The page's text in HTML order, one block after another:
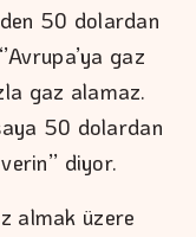
50 dolardan
gaz
gaz alamaz.
50 dolardan
diyor.
almak üzere